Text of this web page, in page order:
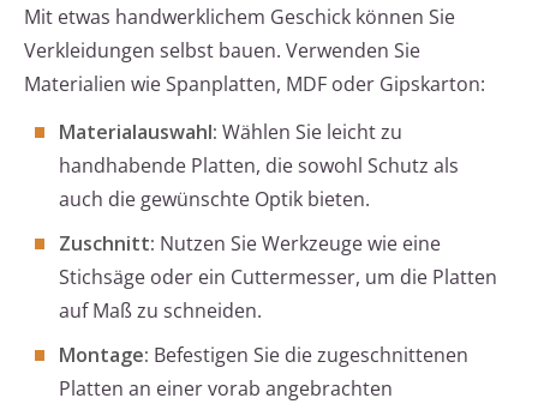
Mit etwas handwerklichem Geschick können Sie
Verkleidungen selbst bauen. Verwenden Sie
Materialien wie Spanplatten, MDF oder Gipskarton:
Materialauswahl: Wählen Sie leicht zu
handhabende Platten, die sowohl Schutz als
auch die gewünschte Optik bieten.
Zuschnitt: Nutzen Sie Werkzeuge wie eine
Stichsäge oder ein Cuttermesser, um die Platten
auf Maß zu schneiden.
Montage: Befestigen Sie die zugeschnittenen
Platten an einer vorab angebrachten